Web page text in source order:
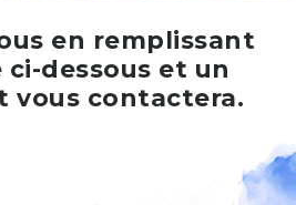
en remplissant
dessous et un
vous contactera.